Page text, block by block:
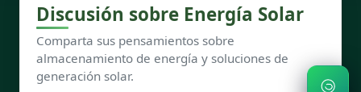
Discusión sobre Energía Solar
Comparta sus pensamientos sobre
almacenamiento de energía y soluciones de
generación solar.